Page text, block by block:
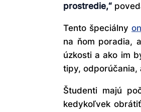
prostredie,“
Tento špeciálny
na ňom poradia,
úzkosti a ako im
tipy, odporúčania,
Študenti majú
kedykoľvek